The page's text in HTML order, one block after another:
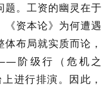
题。工资的幽灵在于
《资本论》为何遭遇
布局就实质而论，
阶级行（危机之
进行排演。因此，